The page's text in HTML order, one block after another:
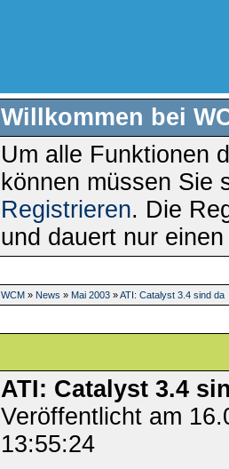
Willkommen bei
Um alle Funktionen
können müssen Sie
Registrieren. Die
und dauert nur
WCM» News » Mai 2003»ATI: Catalyst 3.4 sind da
ATI: Catalyst 3.4
Veröffentlicht am
13:55:24